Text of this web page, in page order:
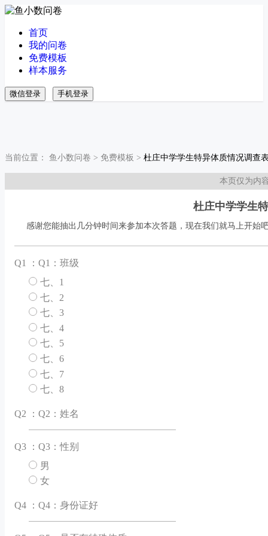
首页
我的问卷
免费模板
样本服务
微信登录 手机登录
当前位置： 鱼小数问卷 > 免费模板 > 杜庄中学学生特异体质情况调查
本页仅为内
杜庄中学学生
感谢您能抽出几分钟时间来参加本次答题，现在我们就马上开始
Q1 ：Q1：班级
七、1
七、2
七、3
七、4
七、5
七、6
七、7
七、8
Q2 ：Q2：姓名
Q3 ：Q3：性别
男
女
Q4 ：Q4：身份证好